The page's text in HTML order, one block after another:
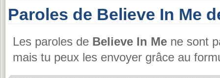
Paroles de Believe In Me
Les paroles de Believe In Me ne sont
mais tu peux les envoyer grâce au